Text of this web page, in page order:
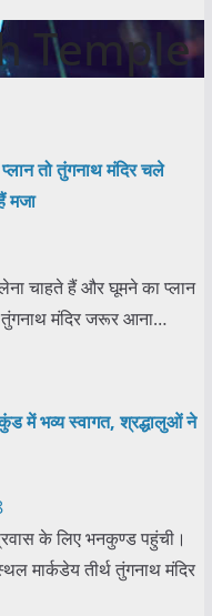
Temple
तो तुंगनाथ मंदिर चले
मजा
चाहते हैं और घूमने का प्लान
तुंगनाथ मंदिर जरूर आना…
में भव्य स्वागत, श्रद्धालुओं ने
के लिए भनकुण्ड पहुंची।
मार्कडेय तीर्थ तुंगनाथ मंदिर